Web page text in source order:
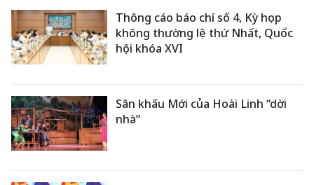
Thông cáo báo chí số 4, Kỳ họp
không thường lệ thứ Nhất, Quốc
hội khóa XVI
Sân khấu Mới của Hoài Linh “dời
nhà”